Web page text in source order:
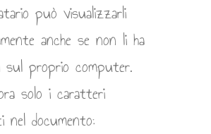
può visualizzarli
anche se non li ha
sul proprio computer.
solo i caratteri
documento: